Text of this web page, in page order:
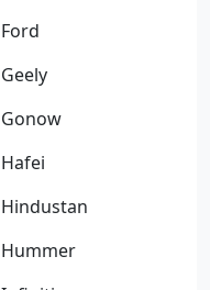
Ford
Geely
Gonow
Hafei
Hindustan
Hummer